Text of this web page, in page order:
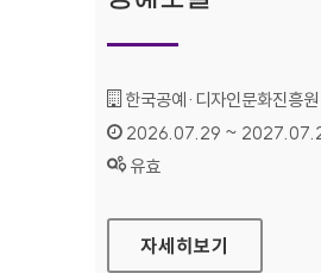
기관명 :
한국공예·디자인문화진흥원
인증기간 :
2026.07.29 ~
상태 :
유효
공예포털
자세히보기